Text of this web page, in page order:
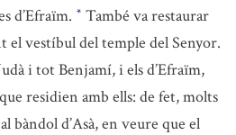
d’Efraïm. * També va restaurar
el vestíbul del temple del Senyor.
i tot Benjamí, i els d’Efraïm,
residien amb ells: de fet, molts
bàndol d’Asà, en veure que el